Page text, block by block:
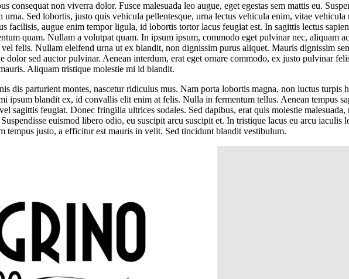
consequat non viverra dolor. Fusce malesuada leo augue, eget egestas sem mattis eu.
Sed lobortis, justo quis vehicula pellentesque, urna lectus vehicula enim, vitae vehicula
facilisis, augue enim tempor ligula, id lobortis tortor lacus feugiat est. In sagittis lectus
quam. Nullam a volutpat quam. In ipsum ipsum, commodo eget pulvinar nec, aliquam
vel felis. Nullam eleifend urna ut ex blandit, non dignissim purus aliquet. Mauris dignissim
dolor sed auctor pulvinar. Aenean interdum, erat eget ornare commodo, ex justo pulvinar
Aliquam tristique molestie mi id blandit.
dis parturient montes, nascetur ridiculus mus. Nam porta lobortis magna, non luctus turpis
ipsum blandit ex, id convallis elit enim at felis. Nulla in fermentum tellus. Aenean tempus
sagittis feugiat. Donec fringilla ultrices sodales. Sed dapibus, erat quis molestie
euismod libero odio, eu suscipit arcu suscipit et. In tristique lacus eu arcu iaculis
tempus justo, a efficitur est mauris in velit. Sed tincidunt blandit vestibulum.